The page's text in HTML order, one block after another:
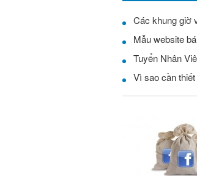
Các khung giờ
Mẫu website
Vì sao cần